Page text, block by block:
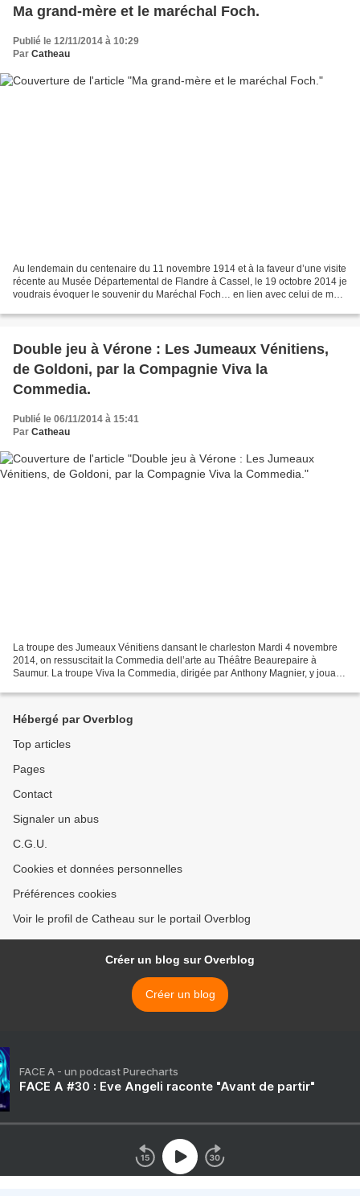
Ma grand-mère et le maréchal Foch.
Publié le 12/11/2014 à 10:29
Par Catheau
Au lendemain du centenaire du 11 novembre 1914 et à la faveur d’une visite
récente au Musée Départemental de Flandre à Cassel, le 19 octobre 2014 je
voudrais évoquer le souvenir du Maréchal Foch… en lien avec celui de ma
Double jeu à Vérone : Les Jumeaux Vénitiens,
de Goldoni, par la Compagnie Viva la
Commedia.
Publié le 06/11/2014 à 15:41
Par Catheau
La troupe des Jumeaux Vénitiens dansant le charleston Mardi 4 novembre
2014, on ressuscitait la Commedia dell’arte au Théâtre Beaurepaire à
Saumur. La troupe Viva la Commedia, dirigée par Anthony Magnier, y jouait
Hébergé par Overblog
Top articles
Pages
Contact
Signaler un abus
C.G.U.
Cookies et données personnelles
Préférences cookies
Voir le profil de Catheau sur le portail Overblog
Créer un blog sur Overblog
Créer un blog
FACE A - un podcast Purecharts
FACE A #30 : Eve Angeli raconte "Avant de partir"